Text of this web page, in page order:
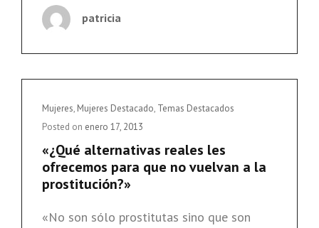
TRENES
CONTRA
LA
REFORMA
DE
DEL
patricia
Cat
Links
Mujeres, Mujeres Destacado, Temas Destacados
Posted on enero 17, 2013
«¿Qué alternativas reales les
ofrecemos para que no vuelvan a la
prostitución?»
«No son sólo prostitutas sino que son